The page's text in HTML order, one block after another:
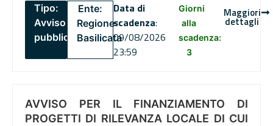
Tipo:
Avviso
pubblico
Ente:
Regione
Basilicata
Data di
scadenza:
09/08/2026
23:59
Giorni
alla
scadenza:
3
Maggiori
dettagli
AVVISO PER IL FINANZIAMENTO DI
PROGETTI DI RILEVANZA LOCALE DI CUI